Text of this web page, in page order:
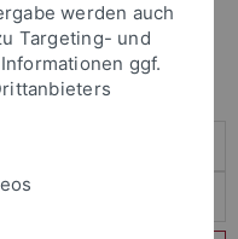
Ihr Passwort an um sich
werden auch
Targeting- und
ggf.